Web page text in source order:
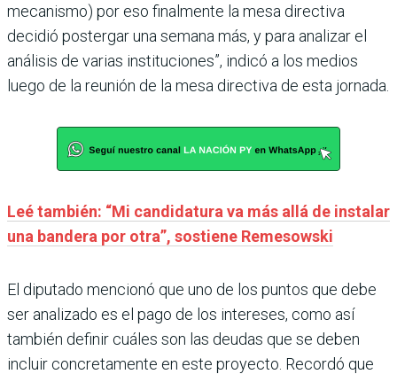
mecanismo) por eso finalmente la mesa directiva
decidió postergar una semana más, y para analizar el
análisis de varias instituciones”, indicó a los medios
luego de la reunión de la mesa directiva de esta jornada.
Leé también: “Mi candidatura va más allá de instalar
una bandera por otra”, sostiene Remesowski
El diputado mencionó que uno de los puntos que debe
ser analizado es el pago de los intereses, como así
también definir cuáles son las deudas que se deben
incluir concretamente en este proyecto. Recordó que